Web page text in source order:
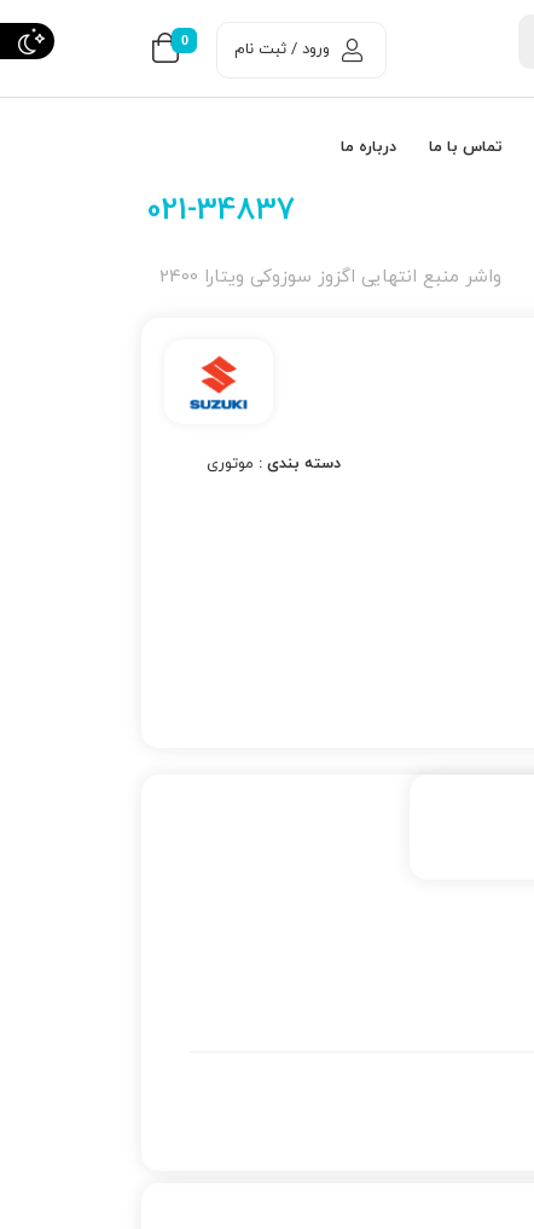
0 ورود / ثبت نام
تماس با ما درباره ما
021-34837
واشر منبع انتهایی اگزوز سوزوکی ویتارا 2400
دسته بندی : موتوری